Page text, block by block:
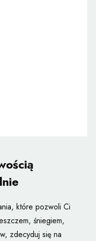
które pozwoli Ci
śniegiem,
zdecyduj się na